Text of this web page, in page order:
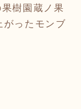
樹園蔵ノ果
がったモンブ